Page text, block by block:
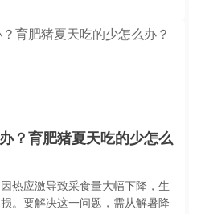
？育肥猪夏天吃的少怎么
热应激导致采食量大幅下降，生
。要解决这一问题，需从解暑降